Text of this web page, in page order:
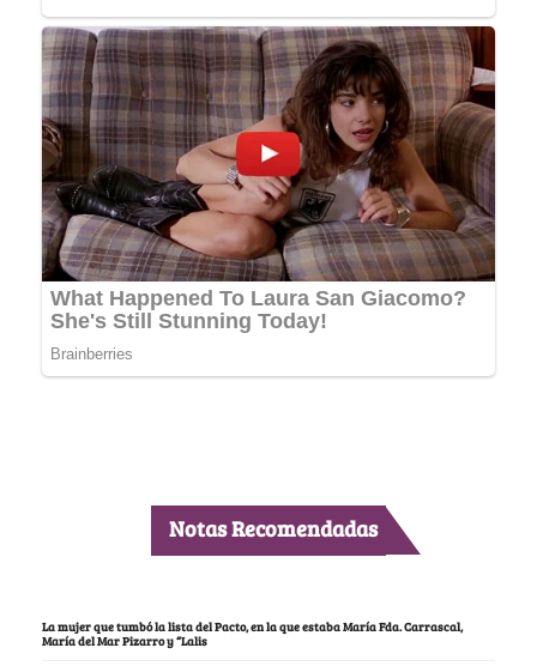
Notas Recomendadas
La mujer que tumbó la lista del Pacto, en la que estaba María Fda. Carrascal,
María del Mar Pizarro y “Lalis